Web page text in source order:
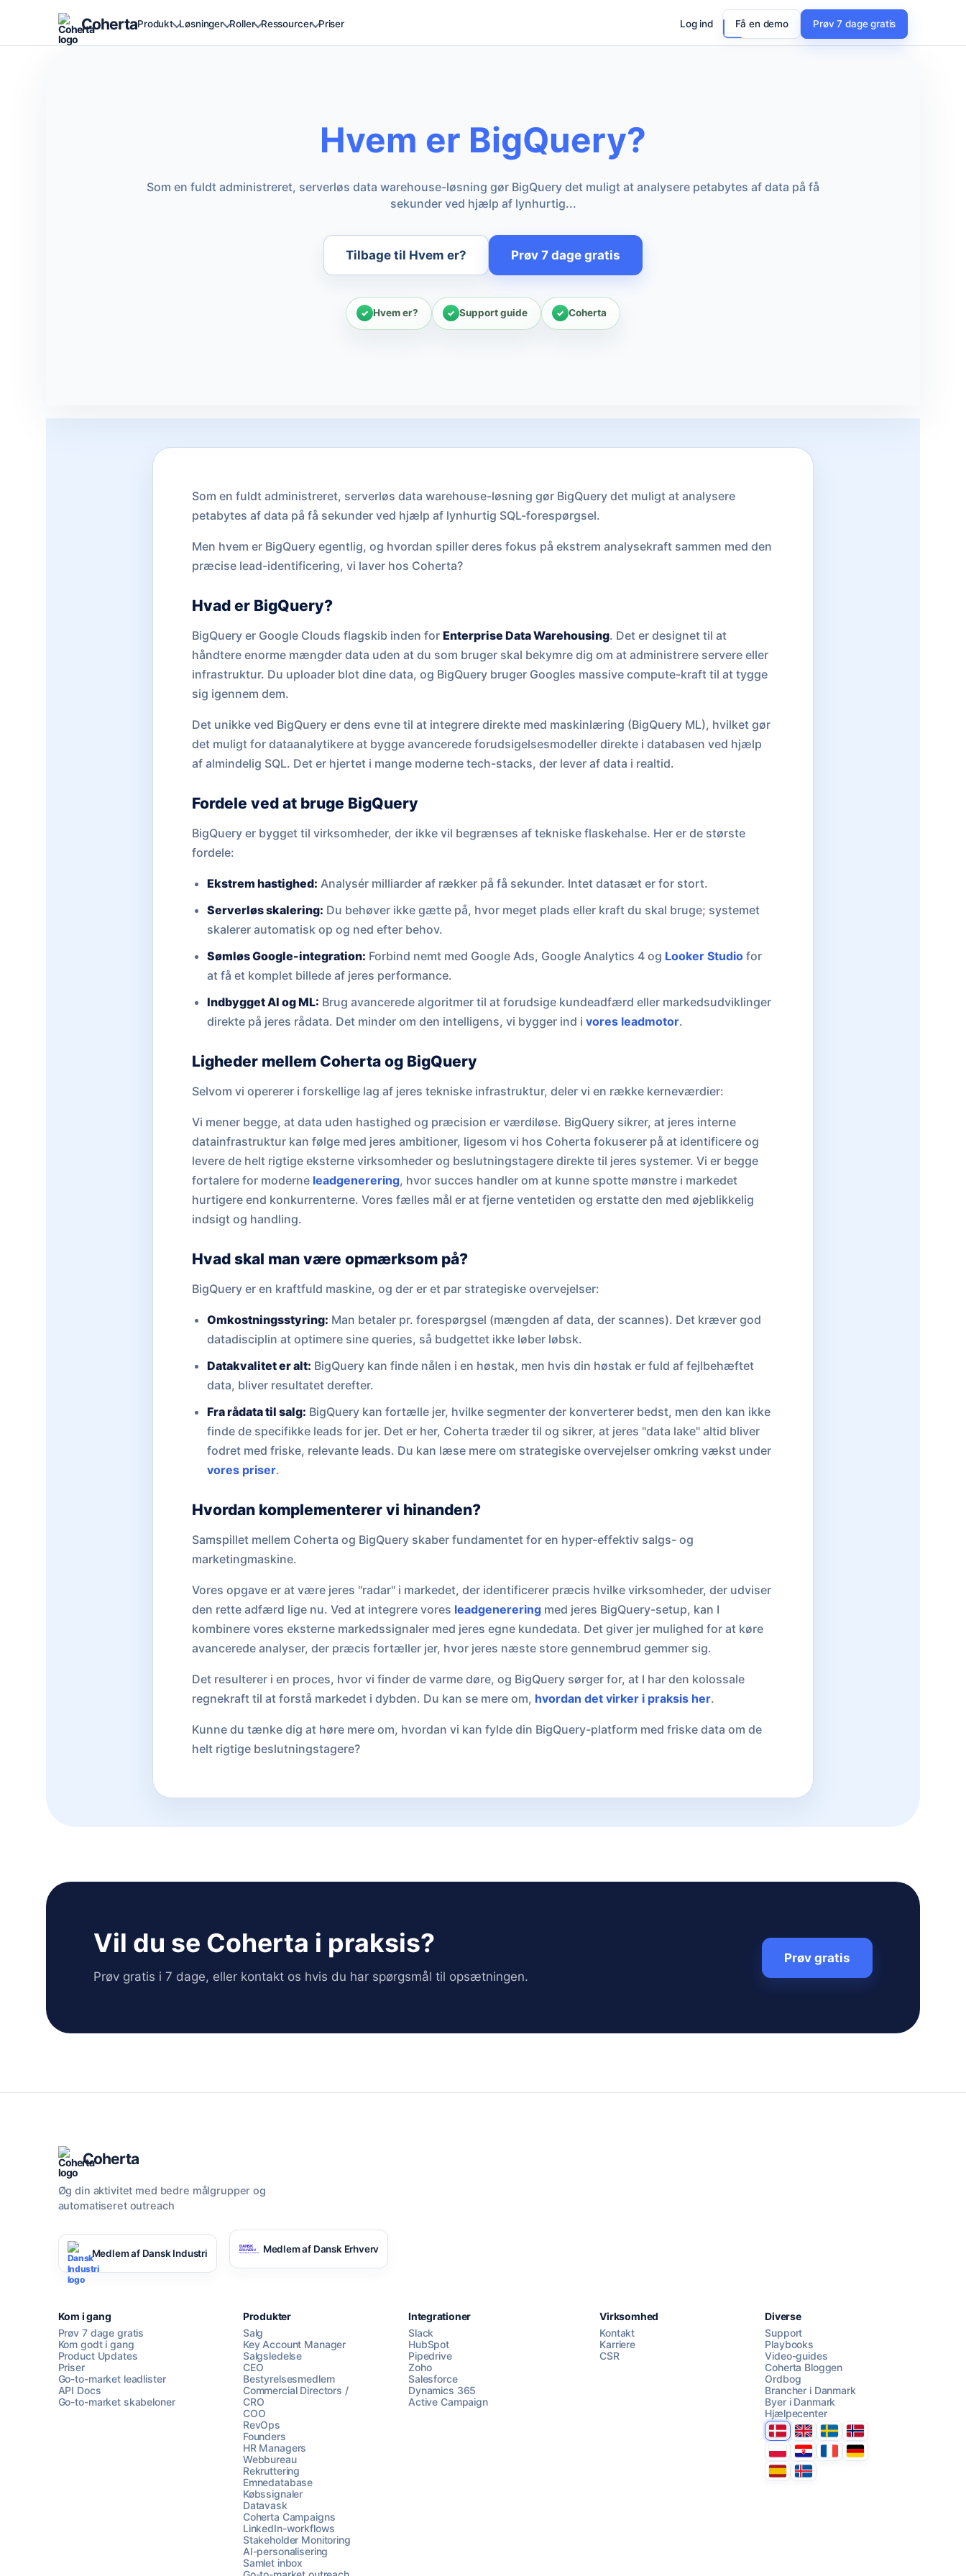
CohertaProdukt Løsninger Roller Ressourcer Priser Log ind Få en demo Prøv 7 dage gratis
Hvem er BigQuery?
Som en fuldt administreret, serverløs data warehouse-løsning gør BigQuery det muligt at analysere petabytes af data på få
sekunder ved hjælp af lynhurtig...
Tilbage til Hvem er? Prøv 7 dage gratis
Hvem er? Support guide Coherta
Som en fuldt administreret, serverløs data warehouse-løsning gør BigQuery det muligt at analysere
petabytes af data på få sekunder ved hjælp af lynhurtig SQL-forespørgsel.
Men hvem er BigQuery egentlig, og hvordan spiller deres fokus på ekstrem analysekraft sammen med den
præcise lead-identificering, vi laver hos Coherta?
Hvad er BigQuery?
BigQuery er Google Clouds flagskib inden for Enterprise Data Warehousing. Det er designet til at
håndtere enorme mængder data uden at du som bruger skal bekymre dig om at administrere servere eller
infrastruktur. Du uploader blot dine data, og BigQuery bruger Googles massive compute-kraft til at tygge
sig igennem dem.
Det unikke ved BigQuery er dens evne til at integrere direkte med maskinlæring (BigQuery ML), hvilket gør
det muligt for dataanalytikere at bygge avancerede forudsigelsesmodeller direkte i databasen ved hjælp
af almindelig SQL. Det er hjertet i mange moderne tech-stacks, der lever af data i realtid.
Fordele ved at bruge BigQuery
BigQuery er bygget til virksomheder, der ikke vil begrænses af tekniske flaskehalse. Her er de største
fordele:
Ekstrem hastighed: Analysér milliarder af rækker på få sekunder. Intet datasæt er for stort.
Serverløs skalering: Du behøver ikke gætte på, hvor meget plads eller kraft du skal bruge; systemet
skalerer automatisk op og ned efter behov.
Sømløs Google-integration: Forbind nemt med Google Ads, Google Analytics 4 og Looker Studio for
at få et komplet billede af jeres performance.
Indbygget AI og ML: Brug avancerede algoritmer til at forudsige kundeadfærd eller markedsudviklinger
direkte på jeres rådata. Det minder om den intelligens, vi bygger ind ivores leadmotor.
Ligheder mellem Coherta og BigQuery
Selvom vi opererer i forskellige lag af jeres tekniske infrastruktur, deler vi en række kerneværdier:
Vi mener begge, at data uden hastighed og præcision er værdiløse. BigQuery sikrer, at jeres interne
datainfrastruktur kan følge med jeres ambitioner, ligesom vi hos Coherta fokuserer på at identificere og
levere de helt rigtige eksterne virksomheder og beslutningstagere direkte til jeres systemer. Vi er begge
fortalere for moderne leadgenerering, hvor succes handler om at kunne spotte mønstre i markedet
hurtigere end konkurrenterne. Vores fælles mål er at fjerne ventetiden og erstatte den med øjeblikkelig
indsigt og handling.
Hvad skal man være opmærksom på?
BigQuery er en kraftfuld maskine, og der er et par strategiske overvejelser:
Omkostningsstyring: Man betaler pr. forespørgsel (mængden af data, der scannes). Det kræver god
datadisciplin at optimere sine queries, så budgettet ikke løber løbsk.
Datakvalitet er alt: BigQuery kan finde nålen i en høstak, men hvis din høstak er fuld af fejlbehæftet
data, bliver resultatet derefter.
Fra rådata til salg: BigQuery kan fortælle jer, hvilke segmenter der konverterer bedst, men den kan ikke
finde de specifikke leads for jer. Det er her, Coherta træder til og sikrer, at jeres "data lake" altid bliver
fodret med friske, relevante leads. Du kan læse mere om strategiske overvejelser omkring vækst under
vores priser.
Hvordan komplementerer vi hinanden?
Samspillet mellem Coherta og BigQuery skaber fundamentet for en hyper-effektiv salgs- og
marketingmaskine.
Vores opgave er at være jeres "radar" i markedet, der identificerer præcis hvilke virksomheder, der udviser
den rette adfærd lige nu. Ved at integrere vores leadgenereringmed jeres BigQuery-setup, kan I
kombinere vores eksterne markedssignaler med jeres egne kundedata. Det giver jer mulighed for at køre
avancerede analyser, der præcis fortæller jer, hvor jeres næste store gennembrud gemmer sig.
Det resulterer i en proces, hvor vi finder de varme døre, og BigQuery sørger for, at I har den kolossale
regnekraft til at forstå markedet i dybden. Du kan se mere om, hvordan det virker i praksis her.
Kunne du tænke dig at høre mere om, hvordan vi kan fylde din BigQuery-platform med friske data om de
helt rigtige beslutningstagere?
Vil du se Coherta i praksis?
Prøv gratis i 7 dage, eller kontakt os hvis du har spørgsmål til opsætningen.
Prøv gratis
AI Campaign Assist
Coherta
Øg din aktivitet med bedre målgrupper og
automatiseret outreach
Medlem af Dansk Industri Medlem af Dansk Erhverv
Kom i gang
Prøv 7 dage gratis
Kom godt i gang
Product Updates
Priser
Go-to-market leadlister
API Docs
Go-to-market skabeloner
Produkter
Salg
Key Account Manager
Salgsledelse
CEO
Bestyrelsesmedlem
Commercial Directors /
CRO
COO
RevOps
Founders
HR Managers
Webbureau
Rekruttering
Emnedatabase
Købssignaler
Datavask
Coherta Campaigns
LinkedIn-workflows
Stakeholder Monitoring
AI-personalisering
Samlet inbox
Integrationer
Slack
HubSpot
Pipedrive
Zoho
Salesforce
Dynamics 365
Active Campaign
Virksomhed
Kontakt
Karriere
CSR
Diverse
Support
Playbooks
Video-guides
Coherta Bloggen
Ordbog
Brancher i Danmark
Byer i Danmark
Hjælpecenter
DanmarkUnited Kingdom
SverigeNorge
PolskaHrvatskaFranceDeutschland
EspanaÍsland